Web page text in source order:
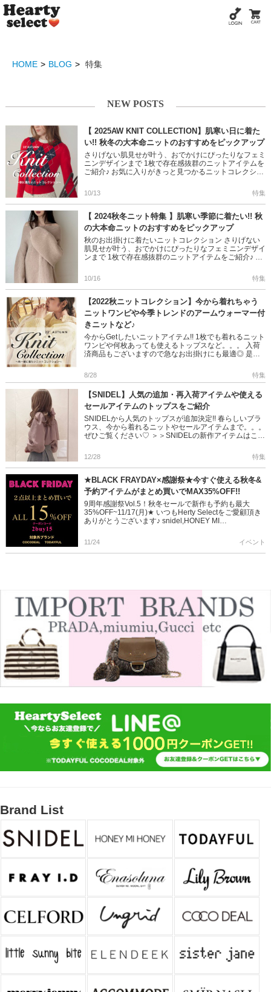
HOME BLOG 特集
NEW POSTS
【 2025AW KNIT COLLECTION】肌寒い日に着た
い!! 秋冬の大本命ニットのおすすめをピックアップ
さりげない肌見せが叶う、おでかけにぴったりなフェミ
ニンデザインまで 1枚で存在感抜群のニットアイテムを
ご紹介♪ お気に入りがきっと見つかるニットコレクショ
袖のラウ […]
10/13 特集
【 2024秋冬ニット特集 】肌寒い季節に着たい!! 秋
の大本命ニットのおすすめをピックアップ
秋のお出掛けに着たいニットコレクション さりげない
肌見せが叶う、おでかけにぴったりなフェミニンデザイ
ンまで 1枚で存在感抜群のニットアイテムをご紹介♪ お
覧ください
10/16 特集
【2022秋ニットコレクション】今から着れちゃう
ニットワンピや今季トレンドのアームウォーマー付
きニットなど♪
今からGetしたいニットアイテム!! 1枚でも着れるニット
ワンピや何枚あっても使えるトップスなど。。。 入荷
済商品もございますので急なお出掛けにも最適◎ 是非
ちらか […]
8/28 特集
【SNIDEL】人気の追加・再入荷アイテムや使える
セールアイテムのトップスをご紹介
SNIDELから人気のトップスが追加決定!! 春らしいブラ
ウス、今から着れるニットやセールアイテムまで。。。
ぜひご覧ください♡ ＞＞SNIDELの新作アイテムはこち
12/28 特集
★BLACK FRAYDAY×感謝祭★今すぐ使える秋冬&
予約アイテムがまとめ買いでMAX35%OFF!!
9周年感謝祭Vol.5！秋冬セールで新作も予約も最大
35%OFF~11/17(月)★ いつもHerty Selectをご愛顧頂き
ありがとうございます♪ snidel,HONEY MI
11/24 イベント
Brand List